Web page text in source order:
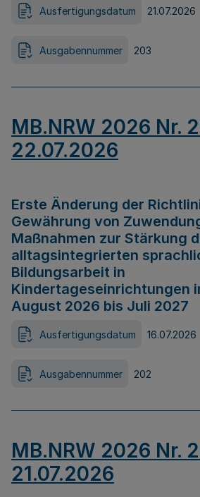
Ausfertigungsdatum 21.07.2026
Ausgabennummer 203
MB.NRW 2026 Nr.
22.07.2026
Erste Änderung der
Gewährung von
Maßnahmen zur Stärkung
alltagsintegrierten
Bildungsarbeit in
Kindertageseinrichtungen
August 2026 bis Juli 2027
Ausfertigungsdatum 16.07.2026
Ausgabennummer 202
MB.NRW 2026 Nr.
21.07.2026